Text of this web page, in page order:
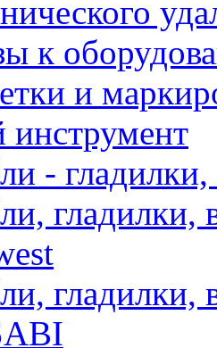
к
и
инструмент
-
гладилки,
гладилки,